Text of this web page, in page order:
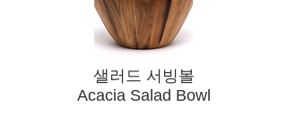
​샐러드 서빙볼
Acacia Salad Bowl